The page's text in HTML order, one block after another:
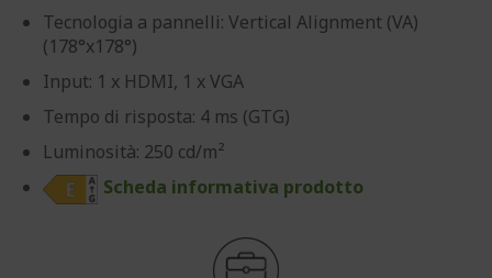
Tecnologia a pannelli: Vertical Alignment (VA)
(178°x178°)
Input: 1 x HDMI, 1 x VGA
Tempo di risposta: 4 ms (GTG)
Luminosità: 250 cd/m²
Scheda informativa prodotto